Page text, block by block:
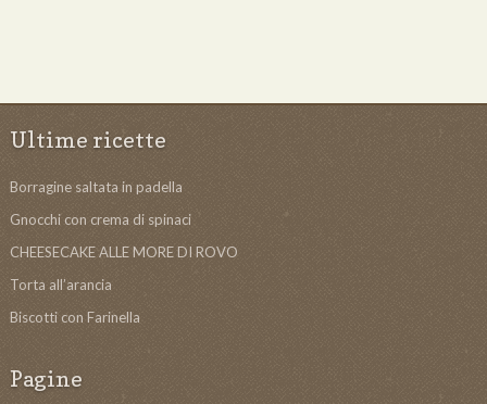
Ultime ricette
Borragine saltata in padella
Gnocchi con crema di spinaci
CHEESECAKE ALLE MORE DI ROVO
Torta all’arancia
Biscotti con Farinella
Pagine